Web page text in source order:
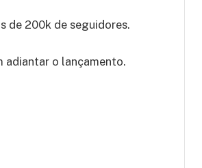
de 200k de seguidores.
adiantar o lançamento.